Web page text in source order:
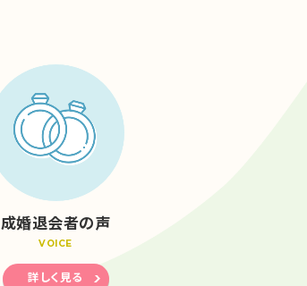
成婚退会者の声
VOICE
詳しく見る